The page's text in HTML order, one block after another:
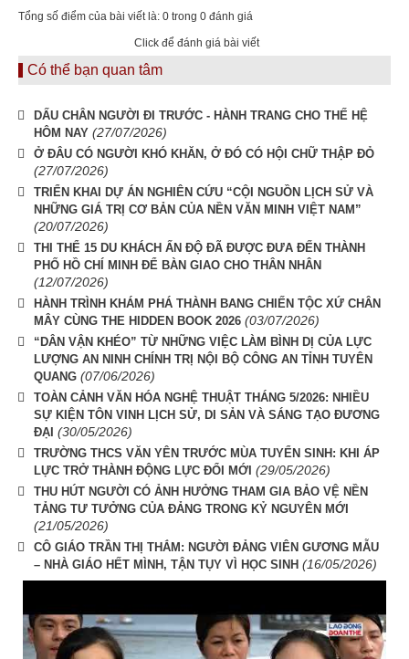
Tổng số điểm của bài viết là: 0 trong 0 đánh giá
Click để đánh giá bài viết
Có thể bạn quan tâm
DẤU CHÂN NGƯỜI ĐI TRƯỚC - HÀNH TRANG CHO THẾ HỆ
HÔM NAY (27/07/2026)
Ở ĐÂU CÓ NGƯỜI KHÓ KHĂN, Ở ĐÓ CÓ HỘI CHỮ THẬP ĐỎ
(27/07/2026)
TRIỂN KHAI DỰ ÁN NGHIÊN CỨU “CỘI NGUỒN LỊCH SỬ VÀ
NHỮNG GIÁ TRỊ CƠ BẢN CỦA NỀN VĂN MINH VIỆT NAM”
(20/07/2026)
THI THỂ 15 DU KHÁCH ẤN ĐỘ ĐÃ ĐƯỢC ĐƯA ĐẾN THÀNH
PHỐ HỒ CHÍ MINH ĐỂ BÀN GIAO CHO THÂN NHÂN
(12/07/2026)
HÀNH TRÌNH KHÁM PHÁ THÀNH BANG CHIẾN TỘC XỨ CHÂN
MÂY CÙNG THE HIDDEN BOOK 2026 (03/07/2026)
“DÂN VẬN KHÉO” TỪ NHỮNG VIỆC LÀM BÌNH DỊ CỦA LỰC
LƯỢNG AN NINH CHÍNH TRỊ NỘI BỘ CÔNG AN TỈNH TUYÊN
QUANG (07/06/2026)
TOÀN CẢNH VĂN HÓA NGHỆ THUẬT THÁNG 5/2026: NHIỀU
SỰ KIỆN TÔN VINH LỊCH SỬ, DI SẢN VÀ SÁNG TẠO ĐƯƠNG
ĐẠI (30/05/2026)
TRƯỜNG THCS VĂN YÊN TRƯỚC MÙA TUYỂN SINH: KHI ÁP
LỰC TRỞ THÀNH ĐỘNG LỰC ĐỔI MỚI (29/05/2026)
THU HÚT NGƯỜI CÓ ẢNH HƯỞNG THAM GIA BẢO VỆ NỀN
TẢNG TƯ TƯỞNG CỦA ĐẢNG TRONG KỶ NGUYÊN MỚI
(21/05/2026)
CÔ GIÁO TRẦN THỊ THẮM: NGƯỜI ĐẢNG VIÊN GƯƠNG MẪU
– NHÀ GIÁO HẾT MÌNH, TẬN TỤY VÌ HỌC SINH (16/05/2026)